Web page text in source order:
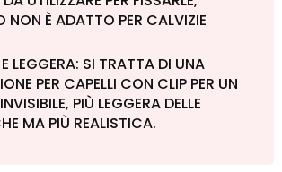
NON È ADATTO PER CALVIZIE
LEGGERA: SI TRATTA DI UNA
PER CAPELLI CON CLIP PER UN
PIÙ LEGGERA DELLE
MA PIÙ REALISTICA.